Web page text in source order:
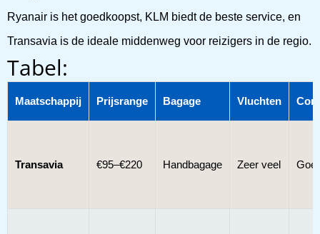
Ryanair is het goedkoopst, KLM biedt de beste service, en
Transavia is de ideale middenweg voor reizigers in de regio.
Tabel:
Maatschappij Prijsrange Bagage Vluchten
Transavia €95–€220 Handbagage Zeer veel